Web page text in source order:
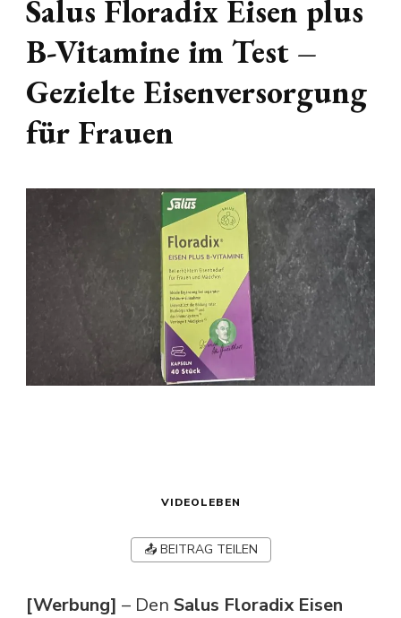
Salus Floradix Eisen plus
B-Vitamine im Test –
Gezielte Eisenversorgung
für Frauen
VIDEOLEBEN
📤 BEITRAG TEILEN
[Werbung] – Den Salus Floradix Eisen